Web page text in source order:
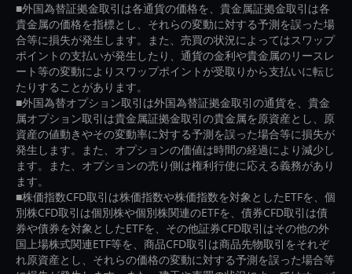
■外国為替証拠金取引は各通貨の価格を、貴金属証拠金取引は各
貴金属の価格を指標とし、それらの変動に対する予測を誤った場
合等に損失が発生します。また、売買の状況によってはスワップ
ポイントの支払いが発生したり、通貨の金利や貴金属のリースレ
ート等の変動によりスワップポイントが受取りから支払いに転じ
たりすることがあります。
■外国為替オプション取引は外国為替証拠金取引の通貨を、貴金
属オプション取引は貴金属証拠金取引の貴金属を原資産とし、原
資産の値動きやその変動率に対する予測を誤った場合等に損失が
発生します。また、オプションの価値は時間の経過により減少し
ます。また、オプションの売り側は権利行使に応える義務があり
ます。
■株価指数CFD取引は株価指数や株価指数を対象としたETFを、個
別株CFD取引は個別株や個別株関連のETFを、債券CFD取引は債
券や債券を対象としたETFを、その他証券CFD取引はその他の外
国上場株式関連ETF等を、商品CFD取引は商品先物取引をそれぞ
れ原資産とし、それらの価格の変動に対する予測を誤った場合等